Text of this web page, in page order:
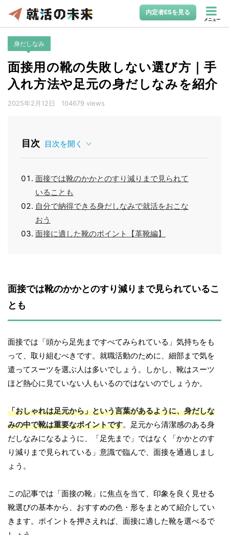
内定者ESを見る
メニュー
身だしなみ
面接用の靴の失敗しない選び方｜手
入れ方法や足元の身だしなみを紹介
2025年2月12日 104679 views
目次 目次を開く
面接では靴のかかとのすり減りまで見られて
いることも
自分で納得できる身だしなみで就活をおこな
おう
面接に適した靴のポイント【革靴編】
面接では靴のかかとのすり減りまで見られているこ
とも
面接では「頭から足先まですべてみられている」気持ちをも
って、取り組むべきです。就職活動のために、細部まで気を
遣ってスーツを選ぶ人は多いでしょう。しかし、靴はスーツ
ほど熱心に見ていない人もいるのではないのでしょうか。
「おしゃれは足元から」という言葉があるように、身だしな
みの中で靴は重要なポイントです。足元から清潔感のある身
だしなみになるように、「足先まで」ではなく「かかとのす
り減りまで見られている」意識で臨んで、面接を通過しまし
ょう。
この記事では「面接の靴」に焦点を当て、印象を良く見せる
靴選びの基本から、おすすめの色・形をまとめて紹介してい
きます。ポイントを押さえれば、面接に適した靴を選べるで